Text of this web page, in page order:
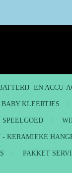
EN ACCU-
BABY KLEERTJES
SPEELGOED
- KERAMIEKE
PAKKET